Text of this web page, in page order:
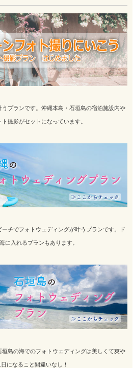
プランです。沖縄本島・石垣島の宿泊施設内や
撮影がセットになっています。
チでフォトウェディングが叶うプランです。ド
に入れるプランもあります。
島の海でのフォトウェディングは美しくて爽や
になること間違いなし！